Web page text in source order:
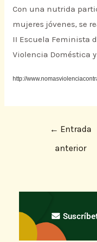
Con una nutrida
mujeres jóvenes, se
II Escuela Feminista
Violencia Doméstica
http://
← Entrada
anterior